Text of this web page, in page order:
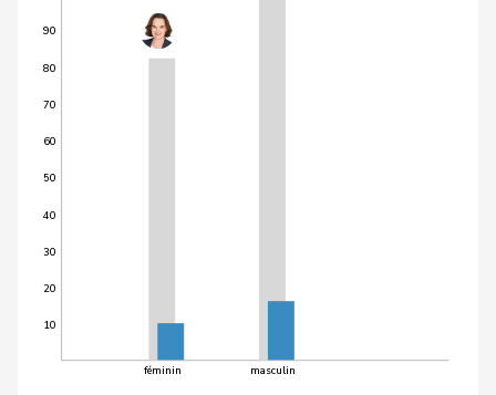
10
20
30
40
50
60
70
80
90
féminin masculin